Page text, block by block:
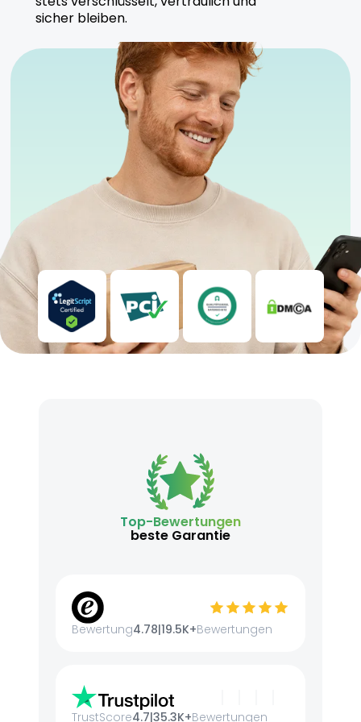
höchsten Qualitätsstandards, um eine sichere und
zuverlässige Anwendung zu gewährleisten.
Sicherheitshinweise
Kühl und trocken lagern
Nur für erfahrene Nutzer geeignet
Anwendung unter ärztlicher Aufsicht empfohlen
sicher bleiben.
Top-Bewertungen
beste Garantie
Bewertung4.78|19.5K+Bewertungen
TrustScore4.7|35.3K+Bewertungen